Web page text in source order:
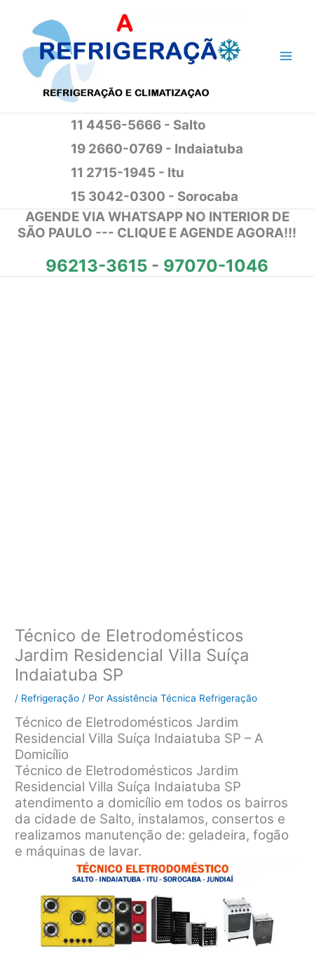
conteúdo
11 4456-5666 - Salto
19 2660-0769 - Indaiatuba
11 2715-1945 - Itu
15 3042-0300 - Sorocaba
AGENDE VIA WHATSAPP NO INTERIOR DE
SÃO PAULO --- CLIQUE E AGENDE AGORA!!!
96213-3615 - 97070-1046
Técnico de Eletrodomésticos
Jardim Residencial Villa Suíça
Indaiatuba SP
/ Refrigeração / PorAssistência Técnica Refrigeração
Técnico de Eletrodomésticos Jardim
Residencial Villa Suíça Indaiatuba SP – A
Domicílio
Técnico de Eletrodomésticos Jardim
Residencial Villa Suíça Indaiatuba SP
atendimento a domicílio em todos os bairros
da cidade de Salto, instalamos, consertos e
realizamos manutenção de: geladeira, fogão
e máquinas de lavar.